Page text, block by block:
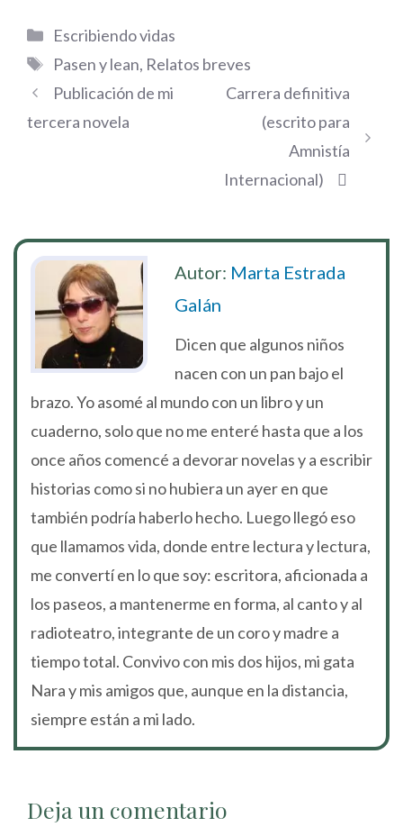
Categorías
Escribiendo vidas
Etiquetas
Pasen y lean, Relatos breves
Publicación de mi
tercera novela
Carrera definitiva
(escrito para
Amnistía
Internacional)
Autor: Marta Estrada
Galán
Dicen que algunos niños
nacen con un pan bajo el
brazo. Yo asomé al mundo con un libro y un
cuaderno, solo que no me enteré hasta que a los
once años comencé a devorar novelas y a escribir
historias como si no hubiera un ayer en que
también podría haberlo hecho. Luego llegó eso
que llamamos vida, donde entre lectura y lectura,
me convertí en lo que soy: escritora, aficionada a
los paseos, a mantenerme en forma, al canto y al
radioteatro, integrante de un coro y madre a
tiempo total. Convivo con mis dos hijos, mi gata
Nara y mis amigos que, aunque en la distancia,
siempre están a mi lado.
Deja un comentario